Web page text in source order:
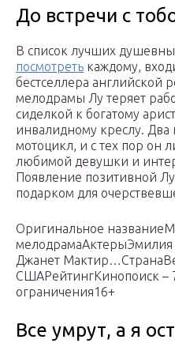
До встречи с
В список лучших
посмотреть каждому,
бестселлера английской
мелодрамы Лу теряет
сиделкой к богатому
инвалидному креслу. Два
мотоцикл, и с тех пор он
любимой девушки и
Появление позитивной
подарком для
Оригинальное
Джанет
СШАРейтингКинопоиск –
ограничения16+
Все умрут, а я